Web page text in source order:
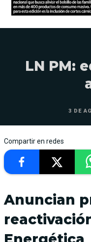
LN PM:
3 DE
Compartir en redes
Anuncian